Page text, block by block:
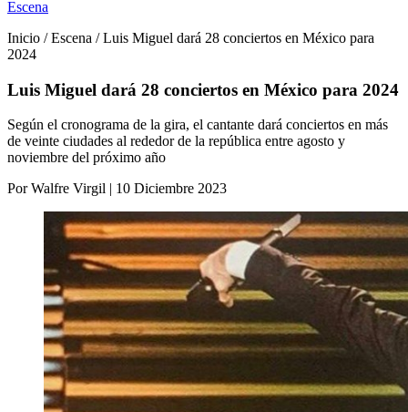
Escena
Inicio / Escena / Luis Miguel dará 28 conciertos en México para
2024
Luis Miguel dará 28 conciertos en México para 2024
Según el cronograma de la gira, el cantante dará conciertos en más
de veinte ciudades al rededor de la república entre agosto y
noviembre del próximo año
Por Walfre Virgil | 10 Diciembre 2023